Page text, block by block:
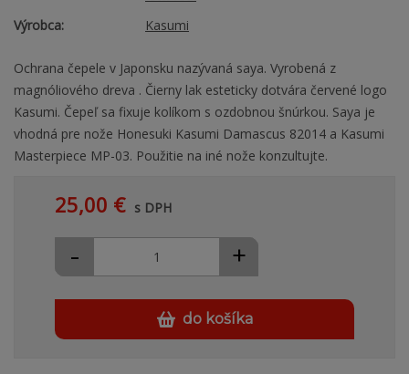
Výrobca:
Kasumi
Ochrana čepele v Japonsku nazývaná saya. Vyrobená z
magnóliového dreva . Čierny lak esteticky dotvára červené logo
Kasumi. Čepeľ sa fixuje kolíkom s ozdobnou šnúrkou. Saya je
vhodná pre nože Honesuki Kasumi Damascus 82014 a Kasumi
Masterpiece MP-03. Použitie na iné nože konzultujte.
25,00 € s DPH
+
-
do košíka